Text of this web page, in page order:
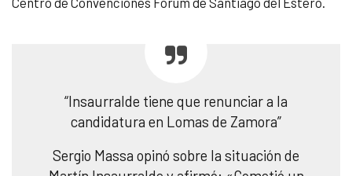
“Insaurralde tiene que renunciar a la
candidatura en Lomas de Zamora”
Sergio Massa opinó sobre la situación de